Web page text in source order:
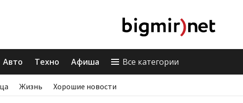
Авто Техно Афиша Все категории
Жизнь Хорошие новости